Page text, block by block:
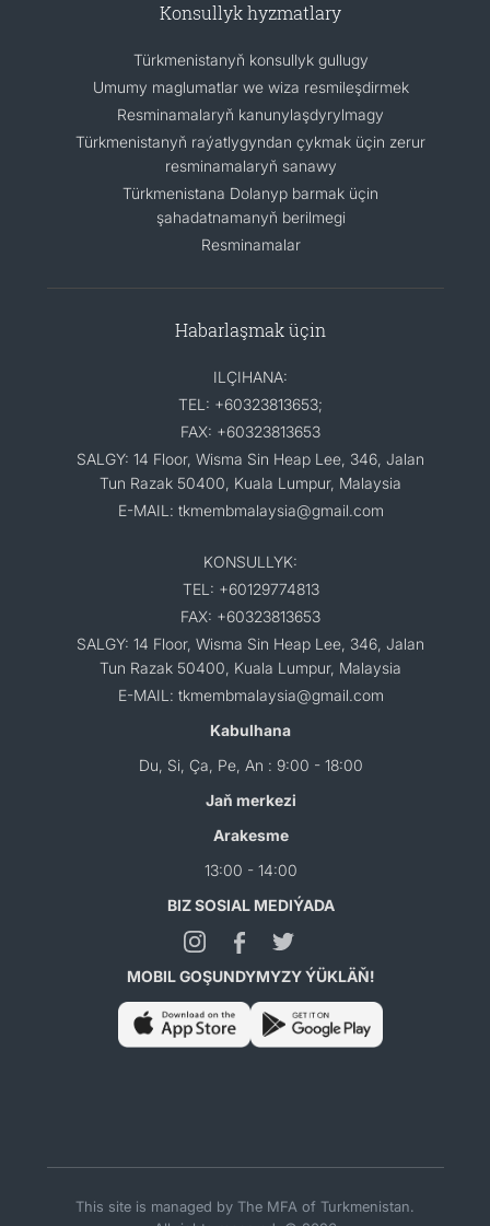
Konsullyk hyzmatlary
Türkmenistanyň konsullyk gullugy
Umumy maglumatlar we wiza resmileşdirmek
Resminamalaryň kanunylaşdyrylmagy
Türkmenistanyň raýatlygyndan çykmak üçin zerur
resminamalaryň sanawy
Türkmenistana Dolanyp barmak üçin
şahadatnamanyň berilmegi
Resminamalar
Habarlaşmak üçin
ILÇIHANA:
TEL: +60323813653;
FAX: +60323813653
SALGY: 14 Floor, Wisma Sin Heap Lee, 346, Jalan
Tun Razak 50400, Kuala Lumpur, Malaysia
E-MAIL: tkmembmalaysia@gmail.com
KONSULLYK:
TEL: +60129774813
FAX: +60323813653
SALGY: 14 Floor, Wisma Sin Heap Lee, 346, Jalan
Tun Razak 50400, Kuala Lumpur, Malaysia
E-MAIL: tkmembmalaysia@gmail.com
Kabulhana
Du, Si, Ça, Pe, An : 9:00 - 18:00
Jaň merkezi
Arakesme
13:00 - 14:00
BIZ SOSIAL MEDIÝADA
MOBIL GOŞUNDYMYZY ÝÜKLÄŇ!
This site is managed by The MFA of Turkmenistan.